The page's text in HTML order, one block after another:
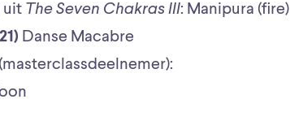
uit The Seven Chakras III: Manipura (fire)
Danse Macabre